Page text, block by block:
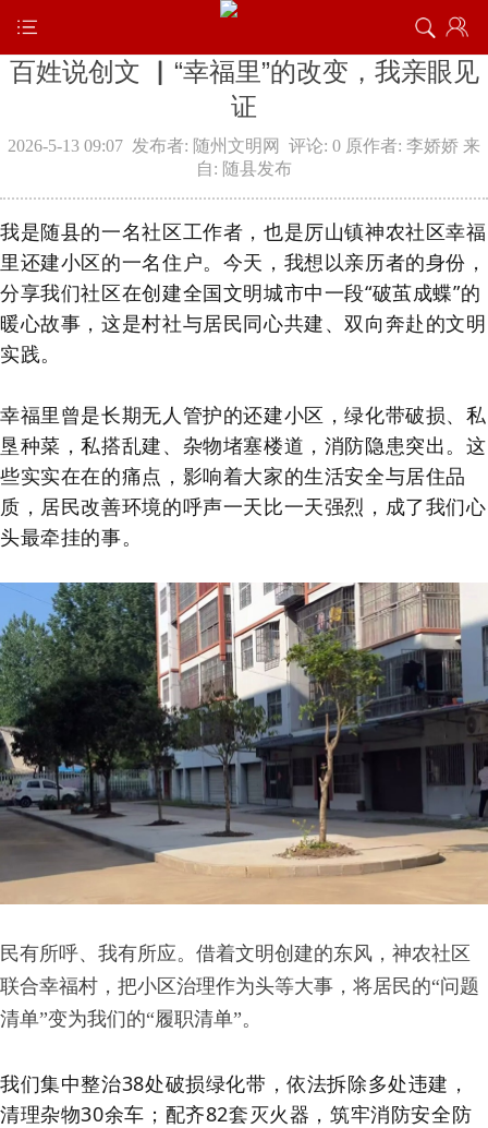
百姓说创文 ▏“幸福里”的改变，我亲眼见
证
2026-5-13 09:07 发布者: 随州文明网 评论: 0 原作者: 李娇娇 来
自: 随县发布
我是随县的一名社区工作者，也是厉山镇神农社区幸福
里还建小区的一名住户。今天，我想以亲历者的身份，
分享我们社区在创建全国文明城市中一段“破茧成蝶”的
暖心故事，这是村社与居民同心共建、双向奔赴的文明
实践。
幸福里曾是长期无人管护的还建小区，绿化带破损、私
垦种菜，私搭乱建、杂物堵塞楼道，消防隐患突出。这
些实实在在的痛点，影响着大家的生活安全与居住品
质，居民改善环境的呼声一天比一天强烈，成了我们心
头最牵挂的事。
民有所呼、我有所应。借着文明创建的东风，神农社区
联合幸福村，把小区治理作为头等大事，将居民的“问题
清单”变为我们的“履职清单”。
我们集中整治38处破损绿化带，依法拆除多处违建，
清理杂物30余车；配齐82套灭火器，筑牢消防安全防